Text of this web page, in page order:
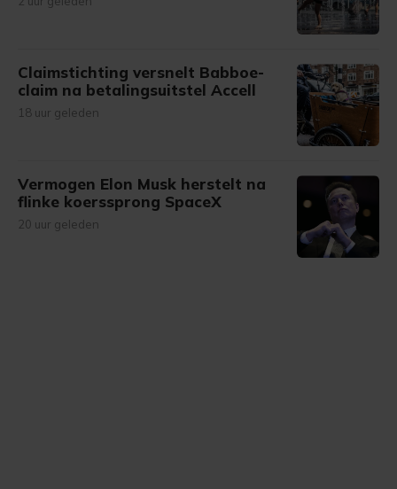
Claimstichting versnelt Babboe-
claim na betalingsuitstel Accell
18 uur geleden
Vermogen Elon Musk herstelt na
flinke koerssprong SpaceX
20 uur geleden